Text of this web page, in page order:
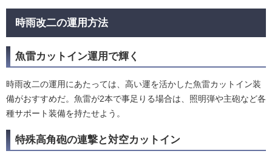
時雨改二の運用方法
魚雷カットイン運用で輝く
時雨改二の運用にあたっては、高い運を活かした魚雷カットイン装
備がおすすめだ。魚雷が2本で事足りる場合は、照明弾や主砲など各
種サポート装備を持たせよう。
特殊高角砲の連撃と対空カットイン